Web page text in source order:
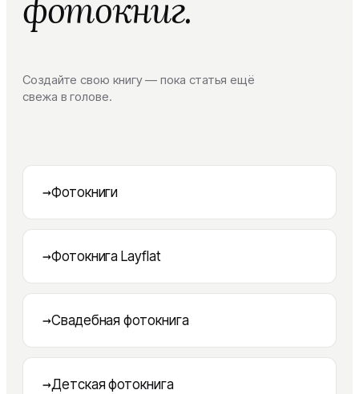
фотокниг.
Создайте свою книгу — пока статья ещё
свежа в голове.
→Фотокниги
→Фотокнига Layflat
→Свадебная фотокнига
→Детская фотокнига